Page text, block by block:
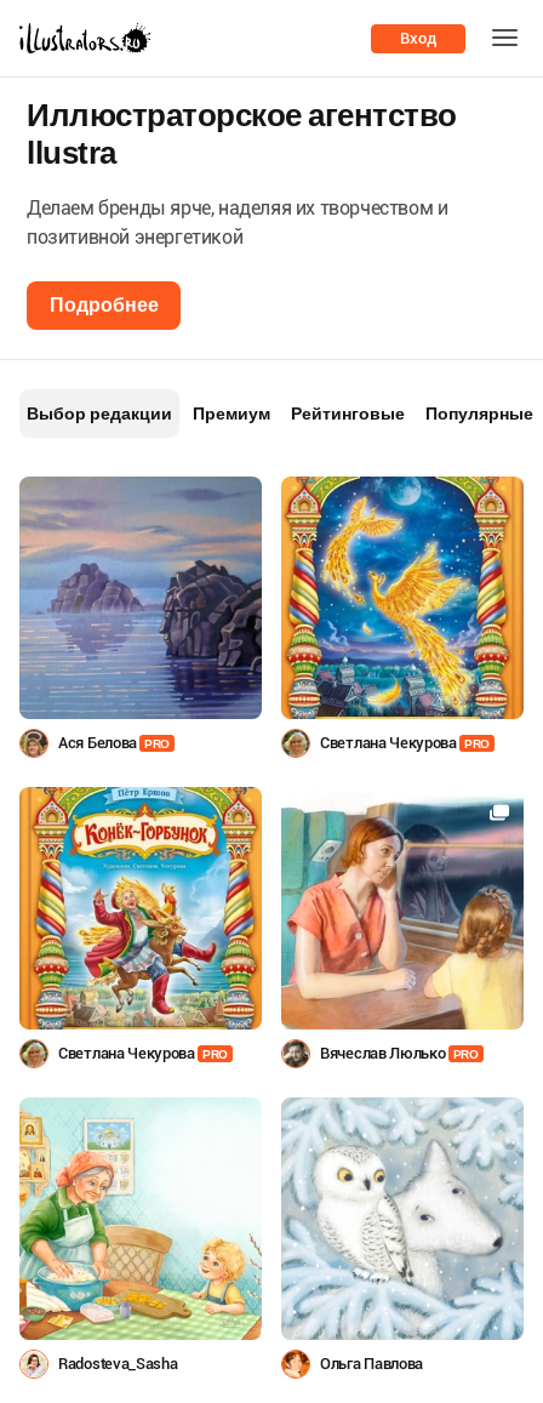
Вход
Иллюстраторское агентство
llustra
Делаем бренды ярче, наделяя их творчеством и
позитивной энергетикой
Подробнее
Выбор редакции Премиум Рейтинговые Популярные
Ася Белова PRO Светлана Чекурова PRO
Светлана Чекурова PRO Вячеслав Люлько PRO
Radosteva_Sasha Ольга Павлова